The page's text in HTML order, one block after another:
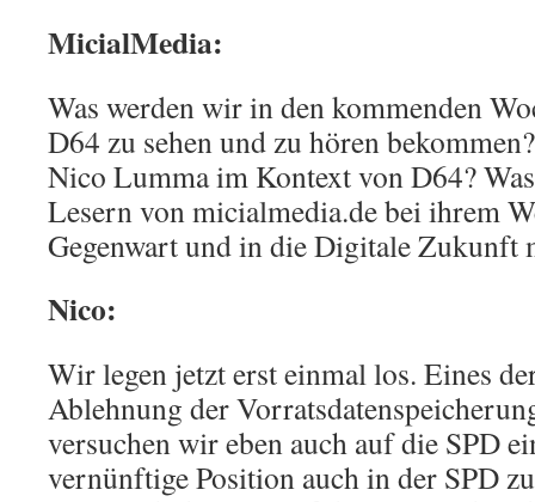
MicialMedia:
Was werden wir in den kommenden
D64 zu sehen und zu hören
Nico Lumma im Kontext von D64?
Lesern von micialmedia.de bei ihrem
Gegenwart und in die Digitale Zukunft
Nico:
Wir legen jetzt erst einmal los. Eines
Ablehnung der
versuchen wir eben auch auf die SPD
vernünftige Position auch in der SPD